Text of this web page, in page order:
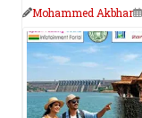
Mohammed Akbhar